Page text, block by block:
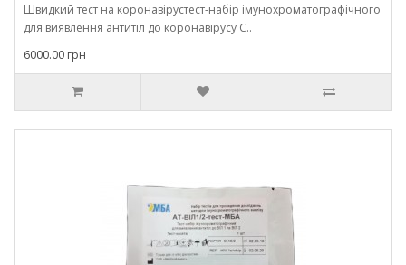
Швидкий тест на коронавірустест-набір імунохроматографічного
для виявлення антитіл до коронавірусу C..
6000.00 грн